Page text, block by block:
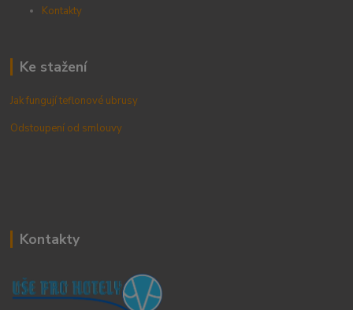
Kontakty
Ke stažení
Jak fungují teflonové ubrusy
Odstoupení od smlouvy
Kontakty